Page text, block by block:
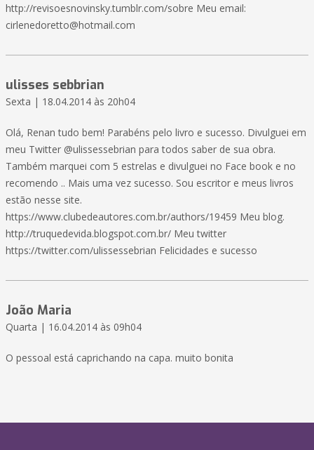
http://revisoesnovinsky.tumblr.com/sobre Meu email:
cirlenedoretto@hotmail.com
ulisses sebbrian
Sexta | 18.04.2014 às 20h04
Olá, Renan tudo bem! Parabéns pelo livro e sucesso. Divulguei em
meu Twitter @ulissessebrian para todos saber de sua obra.
Também marquei com 5 estrelas e divulguei no Face book e no
recomendo .. Mais uma vez sucesso. Sou escritor e meus livros
estão nesse site.
https://www.clubedeautores.com.br/authors/19459 Meu blog.
http://truquedevida.blogspot.com.br/ Meu twitter
https://twitter.com/ulissessebrian Felicidades e sucesso
João Maria
Quarta | 16.04.2014 às 09h04
O pessoal está caprichando na capa. muito bonita